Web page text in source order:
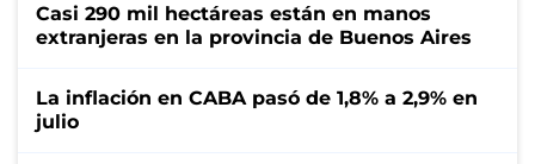
Casi 290 mil hectáreas están en manos
extranjeras en la provincia de Buenos Aires
La inflación en CABA pasó de 1,8% a 2,9% en
julio